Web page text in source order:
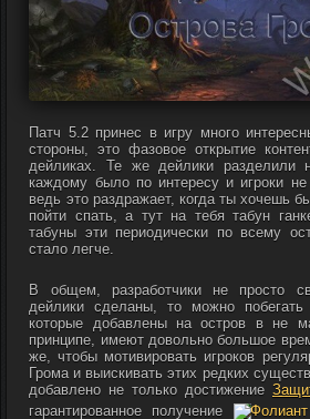
Патч 5.2 принес в игру много
стороны, это фазовое открытие
дейликах. Те же дейлики
каждому было по интересу и игроки
ведь это раздражает, когда ты хочешь
пойти спать, а тут на тебя табун
табуны эти периодически по всему
стало легче.
В общем, разработчики не просто
дейлики сделаны, то можно побегать
которые добавлены на остров в не
принципе, имеют довольно большое
же, чтобы мотивировать игроков
Грома и выискивать этих редких
добавлено не только достижение
гарантированное получение